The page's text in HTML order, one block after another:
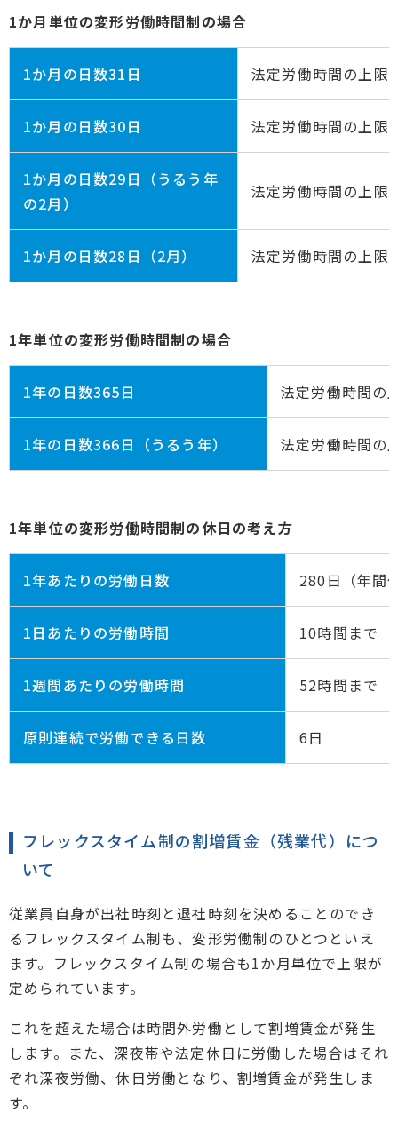
1か月単位の変形労働時間制の場合
1か月の日数31日 法定労働時間の上限
1か月の日数30日 法定労働時間の上限
1か月の日数29日（うるう年
の2月）
法定労働時間の上限
1か月の日数28日（2月） 法定労働時間の上限
1年単位の変形労働時間制の場合
1年の日数365日 法定労働時間の
1年の日数366日（うるう年） 法定労働時間の
1年単位の変形労働時間制の休日の考え方
1年あたりの労働日数 280日（年間
1日あたりの労働時間 10時間まで
1週間あたりの労働時間 52時間まで
原則連続で労働できる日数 6日
フレックスタイム制の割増賃金（残業代）につ
いて
従業員自身が出社時刻と退社時刻を決めることのでき
るフレックスタイム制も、変形労働制のひとつといえ
ます。フレックスタイム制の場合も1か月単位で上限が
定められています。
これを超えた場合は時間外労働として割増賃金が発生
します。また、深夜帯や法定休日に労働した場合はそれ
ぞれ深夜労働、休日労働となり、割増賃金が発生しま
す。